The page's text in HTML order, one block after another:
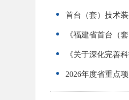
首台（套）技术
《福建省首台（
《关于深化完善
2026年度省重点